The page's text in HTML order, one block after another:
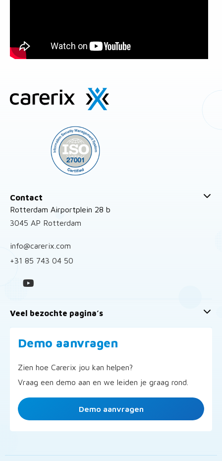
Site
footer
Contact
Rotterdam Airportplein 28 b
3045 AP Rotterdam
info@carerix.com
+31 85 743 04 50
Veel bezochte pagina’s
Demo aanvragen
Zien hoe Carerix jou kan helpen?
Vraag een demo aan en we leiden je graag rond.
Demo aanvragen